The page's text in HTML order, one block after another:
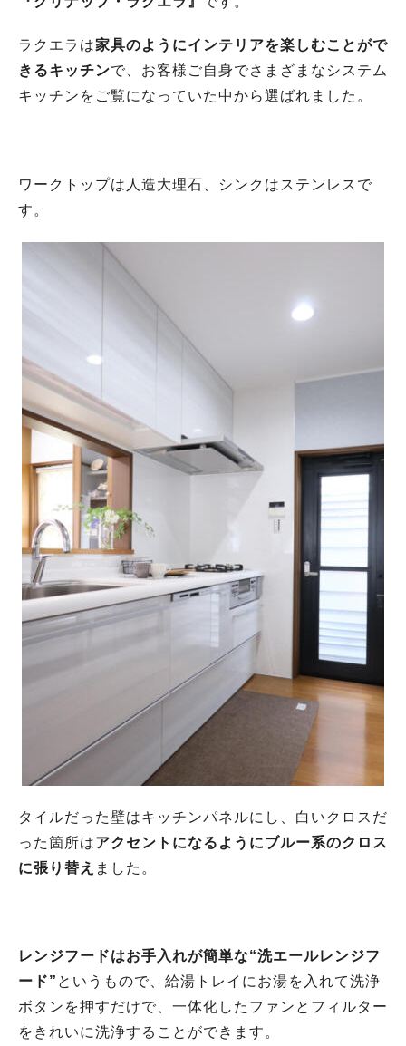
ラクエラは家具のようにインテリアを楽しむことがで
きるキッチンで、お客様ご自身でさまざまなシステム
キッチンをご覧になっていた中から選ばれました。
ワークトップは人造大理石、シンクはステンレスで
す。
タイルだった壁はキッチンパネルにし、白いクロスだ
った箇所はアクセントになるようにブルー系のクロス
に張り替え ました。
レンジフードはお手入れが簡単な“洗エールレンジフ
ード” というもので、給湯トレイにお湯を入れて洗浄
ボタンを押すだけで、一体化したファンとフィルター
をきれいに洗浄することができます。